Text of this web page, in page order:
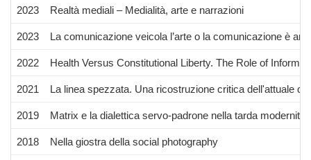
2023 Realtà mediali – Medialità, arte e narrazioni
2023 La comunicazione veicola l’arte o la comunicazione è
2022 Health Versus Constitutional Liberty. The Role of
2021 La linea spezzata. Una ricostruzione critica dell'attuale
2019 Matrix e la dialettica servo-padrone nella tarda modernità
2018 Nella giostra della social photography